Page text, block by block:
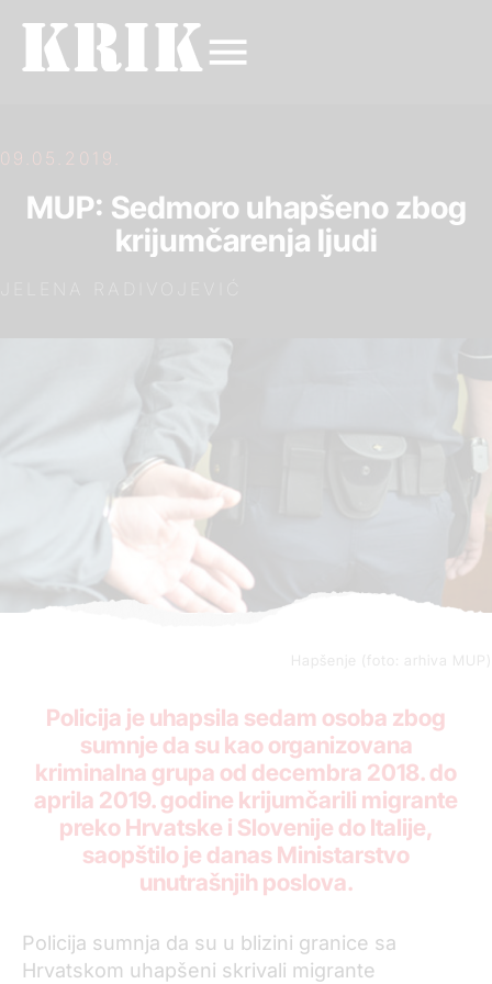
09.05.2019.
MUP: Sedmoro uhapšeno zbog
krijumčarenja ljudi
Hapšenje (foto: arhiva MUP)
Policija je uhapsila sedam osoba zbog
sumnje da su kao organizovana
kriminalna grupa od decembra 2018. do
aprila 2019. godine krijumčarili migrante
preko Hrvatske i Slovenije do Italije,
saopštilo je danas Ministarstvo
unutrašnjih poslova.
Policija sumnja da su u blizini granice sa
Hrvatskom uhapšeni skrivali migrante